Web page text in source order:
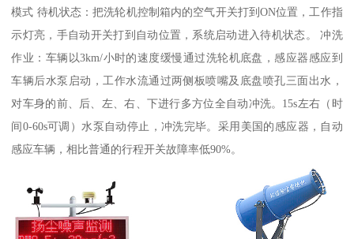
模式 待机状态：把洗轮机控制箱内的空气开关打到ON位置，工作指
示灯亮，手自动开关打到自动位置，系统启动进入待机状态。 冲洗
作业：车辆以3km/小时的速度缓慢通过洗轮机底盘，感应器感应到
车辆后水泵启动，工作水流通过两侧板喷嘴及底盘喷孔三面出水，
对车身的前、后、左、右、下进行多方位全自动冲洗。15s左右（时
间0-60s可调）水泵自动停止，冲洗完毕。采用美国的感应器，自动
感应车辆，相比普通的行程开关故障率低90%。